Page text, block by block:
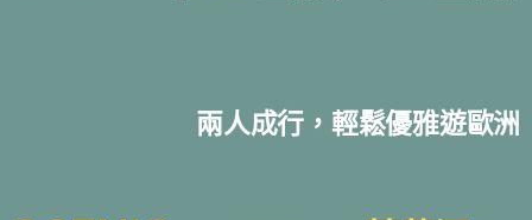
兩人成行，輕鬆優雅遊歐洲